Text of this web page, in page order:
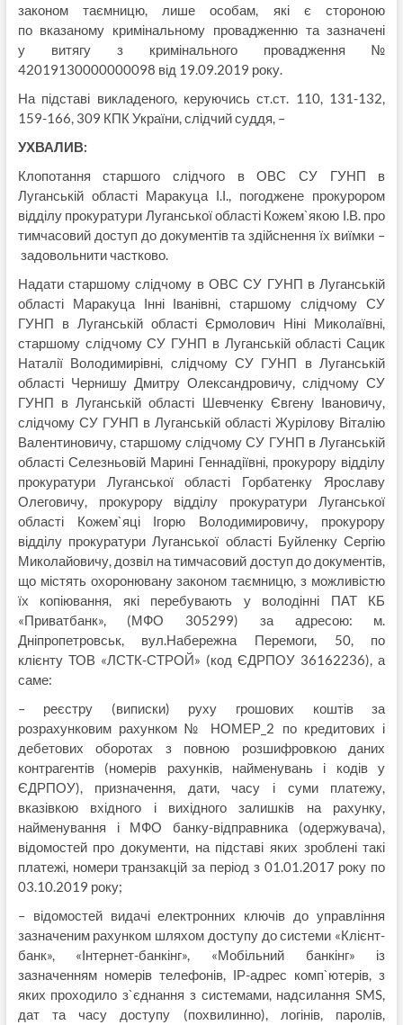
законом таємницю, лише особам, які є стороною
по вказаному кримінальному провадженню та зазначені
у витягу з кримінального провадження №
42019130000000098 від 19.09.2019 року.
На підставі викладеного, керуючись ст.ст. 110, 131-132,
159-166, 309 КПК України, слідчий суддя, –
УХВАЛИВ:
Клопотання старшого слідчого в ОВС СУ ГУНП в
Луганській області Маракуца І.І., погоджене прокурором
відділу прокуратури Луганської області Кожем`якою І.В. про
тимчасовий доступ до документів та здійснення їх виїмки –
задовольнити частково.
Надати старшому слідчому в ОВС СУ ГУНП в Луганській
області Маракуца Інні Іванівні, старшому слідчому СУ
ГУНП в Луганській області Єрмолович Ніні Миколаївні,
старшому слідчому СУ ГУНП в Луганській області Сацик
Наталії Володимирівні, слідчому СУ ГУНП в Луганській
області Чернишу Дмитру Олександровичу, слідчому СУ
ГУНП в Луганській області Шевченку Євгену Івановичу,
слідчому СУ ГУНП в Луганській області Журілову Віталію
Валентиновичу, старшому слідчому СУ ГУНП в Луганській
області Селезньовій Марині Геннадіївні, прокурору відділу
прокуратури Луганської області Горбатенку Ярославу
Олеговичу, прокурору відділу прокуратури Луганської
області Кожем`яці Ігорю Володимировичу, прокурору
відділу прокуратури Луганської області Буйленку Сергію
Миколайовичу, дозвіл на тимчасовий доступ до документів,
що містять охоронювану законом таємницю, з можливістю
їх копіювання, які перебувають у володінні ПАТ КБ
«Приватбанк», (МФО 305299) за адресою: м.
Дніпропетровськ, вул.Набережна Перемоги, 50, по
клієнту ТОВ «ЛСТК-СТРОЙ» (код ЄДРПОУ 36162236), а
саме:
– реєстру (виписки) руху грошових коштів за
розрахунковим рахунком № НОМЕР_2 по кредитових і
дебетових оборотах з повною розшифровкою даних
контрагентів (номерів рахунків, найменувань і кодів у
ЄДРПОУ), призначення, дати, часу і суми платежу,
вказівкою вхідного і вихідного залишків на рахунку,
найменування і МФО банку-відправника (одержувача),
відомостей про документи, на підставі яких зроблені такі
платежі, номери транзакцій за період з 01.01.2017 року по
03.10.2019 року;
– відомостей видачі електронних ключів до управління
зазначеним рахунком шляхом доступу до системи «Клієнт-
банк», «Інтернет-банкінг», «Мобільний банкінг» із
зазначенням номерів телефонів, ІР-адрес комп`ютерів, з
яких проходило з`єднання з системами, надсилання SMS,
дат та часу доступу (похвилинно), логінів, паролів,